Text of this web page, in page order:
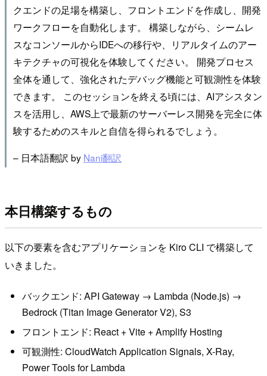
クエンドの足場を構築し、フロントエンドを作成し、開発
ワークフローを自動化します。 構築しながら、シームレ
スなコンソールからIDEへの移行や、リアルタイムのアー
キテクチャの可視化を体験してください。 開発プロセス
全体を通して、強化されたデバッグ機能と可観測性を体験
できます。 このセッションを終える頃には、AIアシスタン
スを活用し、AWS上で最新のサーバーレス開発を完全に体
験するためのスキルと自信を得られるでしょう。
– 日本語翻訳 by Nani翻訳
本日構築するもの
以下の要素を含むアプリケーションを Kiro CLI で構築して
いきました。
バックエンド: API Gateway → Lambda (Node.js) →
Bedrock (Titan Image Generator V2), S3
フロントエンド: React + Vite + Amplify Hosting
可観測性: CloudWatch Application Signals, X-Ray,
Power Tools for Lambda